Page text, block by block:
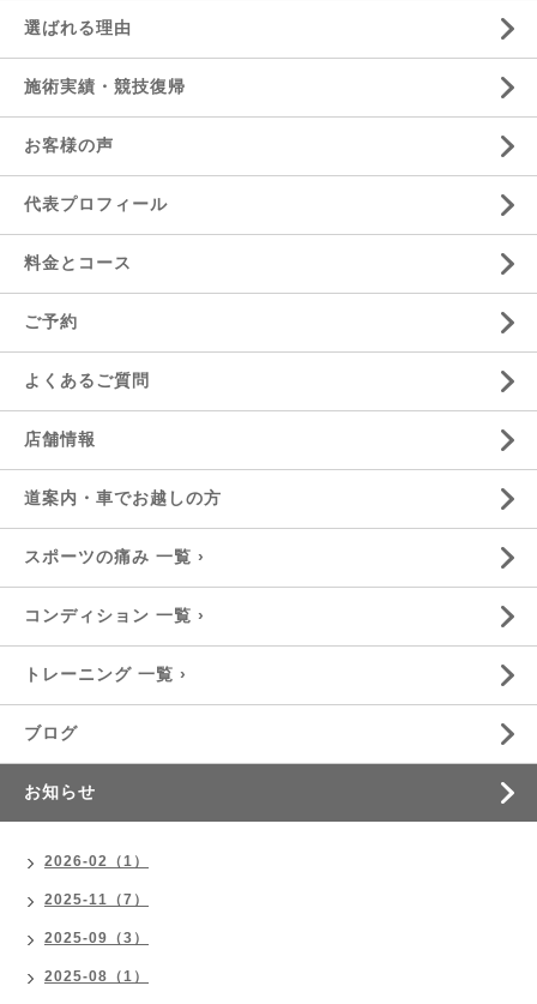
選ばれる理由
施術実績・競技復帰
お客様の声
代表プロフィール
料金とコース
ご予約
よくあるご質問
店舗情報
道案内・車でお越しの方
スポーツの痛み 一覧 ›
コンディション 一覧 ›
トレーニング 一覧 ›
ブログ
お知らせ
2026-02（1）
2025-11（7）
2025-09（3）
2025-08（1）